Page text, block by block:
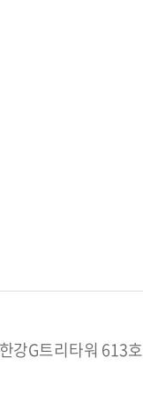
강G트리타워 613호